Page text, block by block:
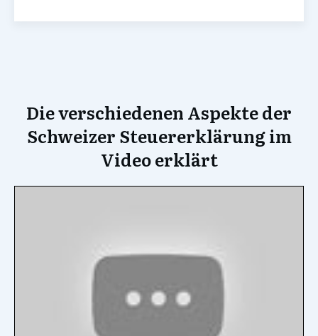
Die verschiedenen Aspekte der
Schweizer Steuererklärung im
Video erklärt